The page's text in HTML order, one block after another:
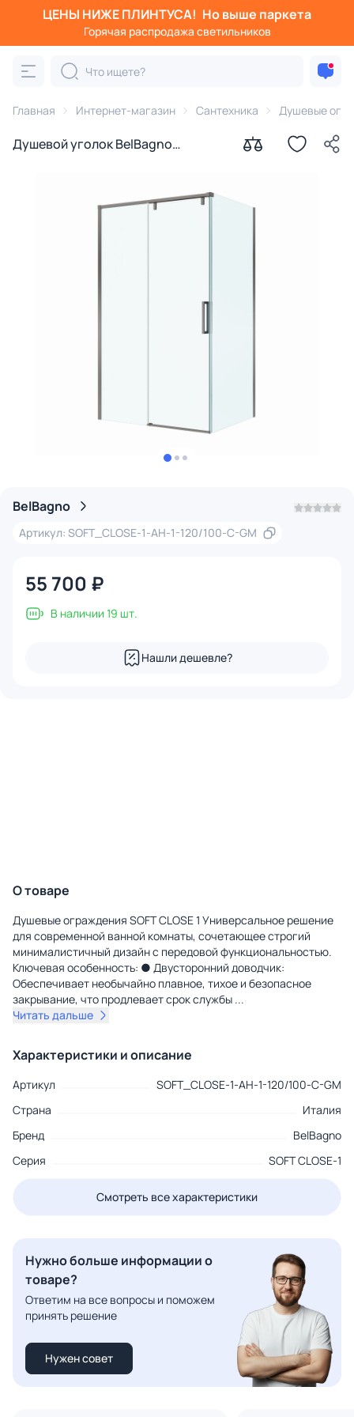
ЦЕНЫ НИЖЕ ПЛИНТУСА! Но выше паркета
Горячая распродажа светильников
Главная Интернет-магазин Сантехника Душевые
Душевой уголок BelBagno
стекло прозрачное 120x100
BelBagno
Артикул: SOFT_CLOSE-1-AH-1-120/100-C-GM
55 700 ₽
В наличии 19 шт.
Нашли дешевле?
О товаре
Душевые ограждения SOFT CLOSE 1 Универсальное решение
для современной ванной комнаты, сочетающее строгий
минималистичный дизайн с передовой функциональностью.
Ключевая особенность: ● Двусторонний доводчик:
Обеспечивает необычайно плавное, тихое и безопасное
закрывание, что продлевает срок службы ...
Читать дальше
Характеристики и описание
Артикул
SOFT_CLOSE-1-AH-1-120/100-C-GM
Страна
Италия
Бренд
BelBagno
Серия
SOFT CLOSE-1
Смотреть все характеристики
Нужно больше информации о
товаре?
Ответим на все вопросы и поможем
принять решение
Нужен совет